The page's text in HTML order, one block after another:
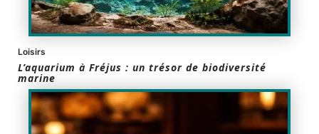
Loisirs
L’aquarium à Fréjus : un trésor de biodiversité
marine